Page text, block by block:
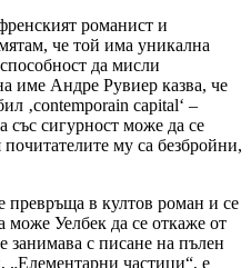
романист и
че той има уникална
да мисли
име Андре Рувиер казва, че
‚contemporain capital‘ –
със сигурност може да се
му са безбройни,
превръща в култов роман и се
може Уелбек да се откаже от
занимава с писане на пълен
„Елементарни частици“, е